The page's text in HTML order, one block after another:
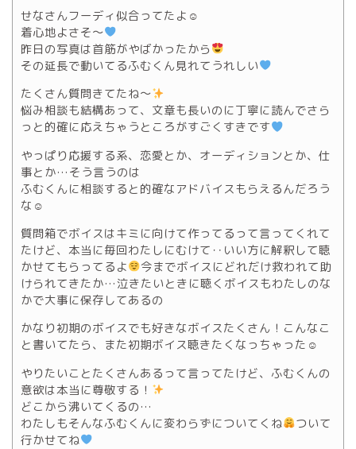
せなさんフーディ似合ってたよ☺
着心地よさそ〜
昨日の写真は首筋がやばかったから
その延長で動いてるふむくん見れてうれしい
たくさん質問きてたね〜
悩み相談も結構あって、文章も長いのに丁寧に読んでさら
っと的確に応えちゃうところがすごくすきです
やっぱり応援する系、恋愛とか、オーディションとか、仕
事とか…そう言うのは
ふむくんに相談すると的確なアドバイスもらえるんだろう
な☺
質問箱でボイスはキミに向けて作ってるって言ってくれて
たけど、本当に毎回わたしにむけて‥いい方に解釈して聴
かせてもらってるよ
今までボイスにどれだけ救われて助
けられてきたか…泣きたいときに聴くボイスもわたしのな
かで大事に保存してあるの
かなり初期のボイスでも好きなボイスたくさん！こんなこ
と書いてたら、また初期ボイス聴きたくなっちゃった☺
やりたいことたくさんあるって言ってたけど、ふむくんの
意欲は本当に尊敬する！
どこから沸いてくるの…
わたしもそんなふむくんに変わらずについてくね
ついて
行かせてね